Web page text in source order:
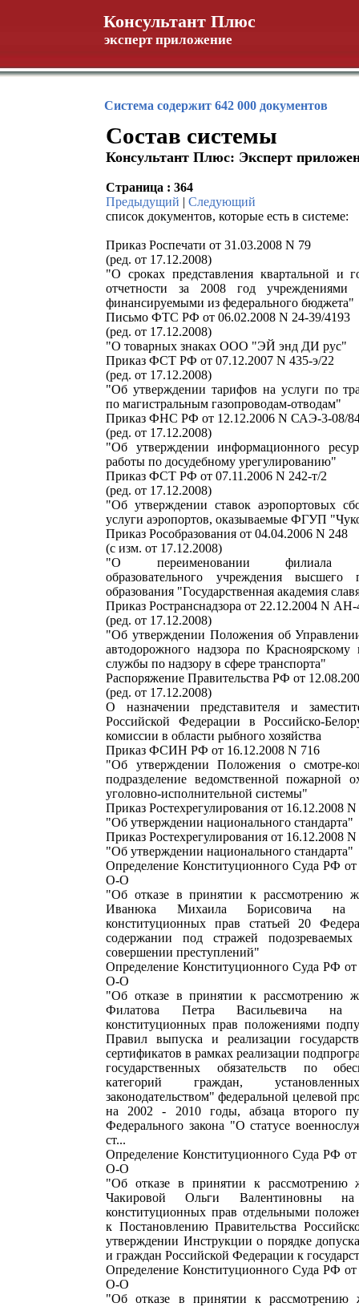
Консультант Плюс
эксперт приложение
Система содержит 642 000 документов
Состав системы
Консультант Плюс: Эксперт
Страница : 364
Предыдущий |Следующий
список документов, которые есть в системе:
Приказ Роспечати от 31.03.2008 N 79
(ред. от 17.12.2008)
"О сроках представления квартальной и
отчетности за 2008 год учреждениями
финансируемыми из федерального бюджета"
Письмо ФТС РФ от 06.02.2008 N 24-39/4193
(ред. от 17.12.2008)
"О товарных знаках ООО "ЭЙ энд ДИ рус"
Приказ ФСТ РФ от 07.12.2007 N 435-э/22
(ред. от 17.12.2008)
"Об утверждении тарифов на услуги по
по магистральным газопроводам-отводам"
Приказ ФНС РФ от 12.12.2006 N САЭ-3-08/
(ред. от 17.12.2008)
"Об утверждении информационного
работы по досудебному урегулированию"
Приказ ФСТ РФ от 07.11.2006 N 242-т/2
(ред. от 17.12.2008)
"Об утверждении ставок аэропортовых
услуги аэропортов, оказываемые ФГУП
Приказ Рособразования от 04.04.2006 N 248
(с изм. от 17.12.2008)
"О переименовании филиала
образовательного учреждения высшего
образования "Государственная академия
Приказ Ространснадзора от 22.12.2004 N
(ред. от 17.12.2008)
"Об утверждении Положения об Управлении
автодорожного надзора по
службы по надзору в сфере транспорта"
Распоряжение Правительства РФ от
(ред. от 17.12.2008)
О назначении представителя и
Российской Федерации в Российско-
комиссии в области рыбного хозяйства
Приказ ФСИН РФ от 16.12.2008 N 716
"Об утверждении Положения о смотре-
подразделение ведомственной пожарной
уголовно-исполнительной системы"
Приказ Ростехрегулирования от 16.12.2008 N
"Об утверждении национального стандарта"
Приказ Ростехрегулирования от 16.12.2008 N
"Об утверждении национального стандарта"
Определение Конституционного Суда РФ
О-О
"Об отказе в принятии к рассмотрению
Иванюка Михаила Борисовича на
конституционных прав статьей 20
содержании под стражей
совершении преступлений"
Определение Конституционного Суда РФ
О-О
"Об отказе в принятии к рассмотрению
Филатова Петра Васильевича на
конституционных прав положениями
Правил выпуска и реализации
сертификатов в рамках реализации
государственных обязательств по
категорий граждан,
законодательством" федеральной целевой
на 2002 - 2010 годы, абзаца второго
Федерального закона "О статусе
ст...
Определение Конституционного Суда РФ
О-О
"Об отказе в принятии к рассмотрению
Чакировой Ольги Валентиновны
конституционных прав отдельными
к Постановлению Правительства
утверждении Инструкции о порядке
и граждан Российской Федерации к
Определение Конституционного Суда РФ
О-О
"Об отказе в принятии к рассмотрению